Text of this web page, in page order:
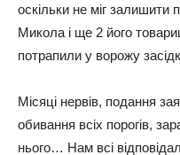
оскільки не міг залишити
Микола і ще 2 його
потрапили у ворожу
Місяці нервів, подання
обивання всіх порогів,
нього… Нам всі